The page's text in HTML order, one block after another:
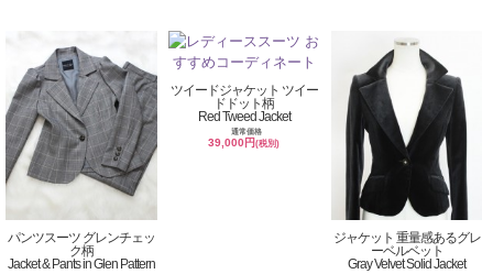
パンツスーツ グレンチェッ
ク柄
Jacket & Pants in Glen Pattern
ツイードジャケット ツイー
ドドット柄
Red Tweed Jacket
通常価格
39,000円(税別)
ジャケット 重量感あるグレ
ーベルベット
Gray Velvet Solid Jacket